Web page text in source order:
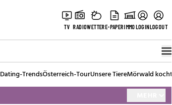
TV RADIOWETTERE-PAPERIMMOLOGINLOGOUT
Dating-TrendsÖsterreich-TourUnsere TiereMörwald kocht